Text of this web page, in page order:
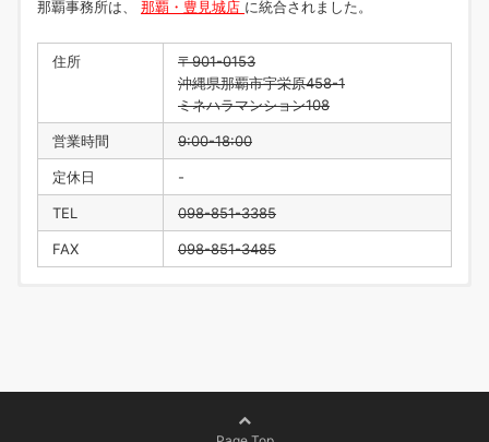
那覇事務所は、 那覇・豊見城店 に統合されました。
住所
〒901-0153
沖縄県那覇市宇栄原458-1
ミネハラマンション108
営業時間 9:00-18:00
定休日 -
TEL 098-851-3385
FAX 098-851-3485
定休日 水曜日・年末年始
098-996-1916